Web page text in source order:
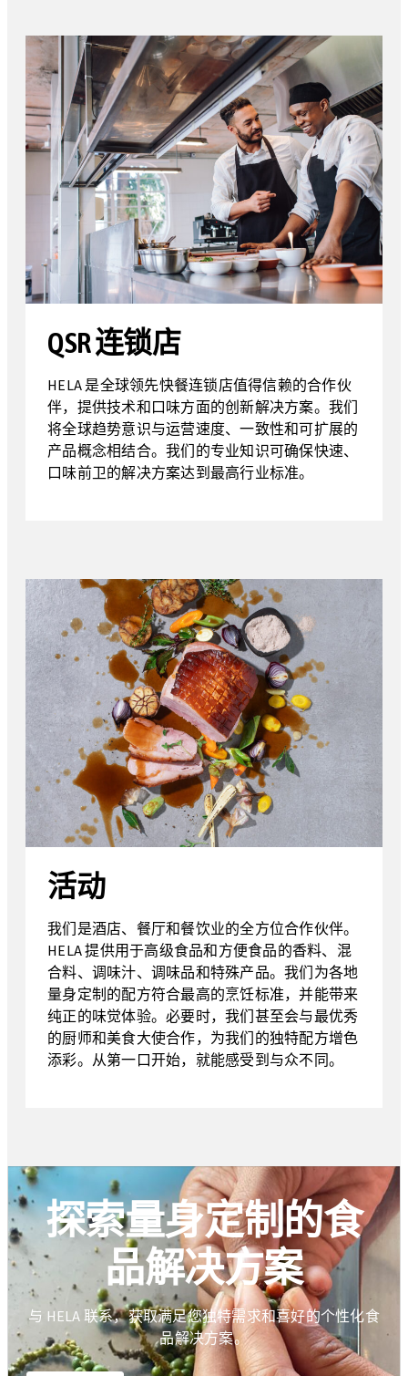
QSR 连锁店
HELA 是全球领先快餐连锁店值得信赖的合作伙
伴，提供技术和口味方面的创新解决方案。我们
将全球趋势意识与运营速度、一致性和可扩展的
产品概念相结合。我们的专业知识可确保快速、
口味前卫的解决方案达到最高行业标准。
活动
我们是酒店、餐厅和餐饮业的全方位合作伙伴。
HELA 提供用于高级食品和方便食品的香料、混
合料、调味汁、调味品和特殊产品。我们为各地
量身定制的配方符合最高的烹饪标准，并能带来
纯正的味觉体验。必要时，我们甚至会与最优秀
的厨师和美食大使合作，为我们的独特配方增色
添彩。从第一口开始，就能感受到与众不同。
探索量身定制的食
品解决方案
与 HELA 联系，获取满足您独特需求和喜好的个性化食
品解决方案。